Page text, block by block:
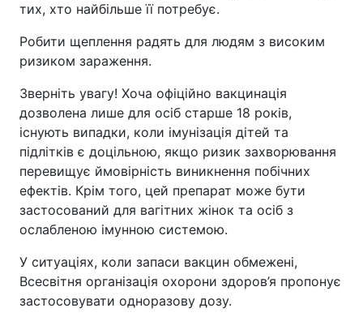
тих, хто найбільше її потребує.
Робити щеплення радять для людям з високим
ризиком зараження.
Зверніть увагу! Хоча офіційно вакцинація
дозволена лише для осіб старше 18 років,
існують випадки, коли імунізація дітей та
підлітків є доцільною, якщо ризик захворювання
перевищує ймовірність виникнення побічних
ефектів. Крім того, цей препарат може бути
застосований для вагітних жінок та осіб з
ослабленою імунною системою.
У ситуаціях, коли запаси вакцин обмежені,
Всесвітня організація охорони здоров’я пропонує
застосовувати одноразову дозу.